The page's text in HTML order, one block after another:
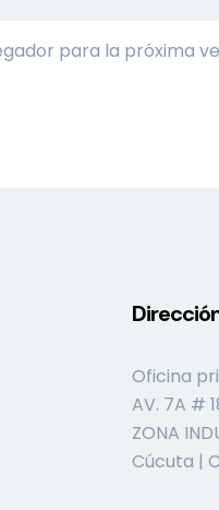
para la próxima
Oficina
AV. 7A #
ZONA
Cúcuta |